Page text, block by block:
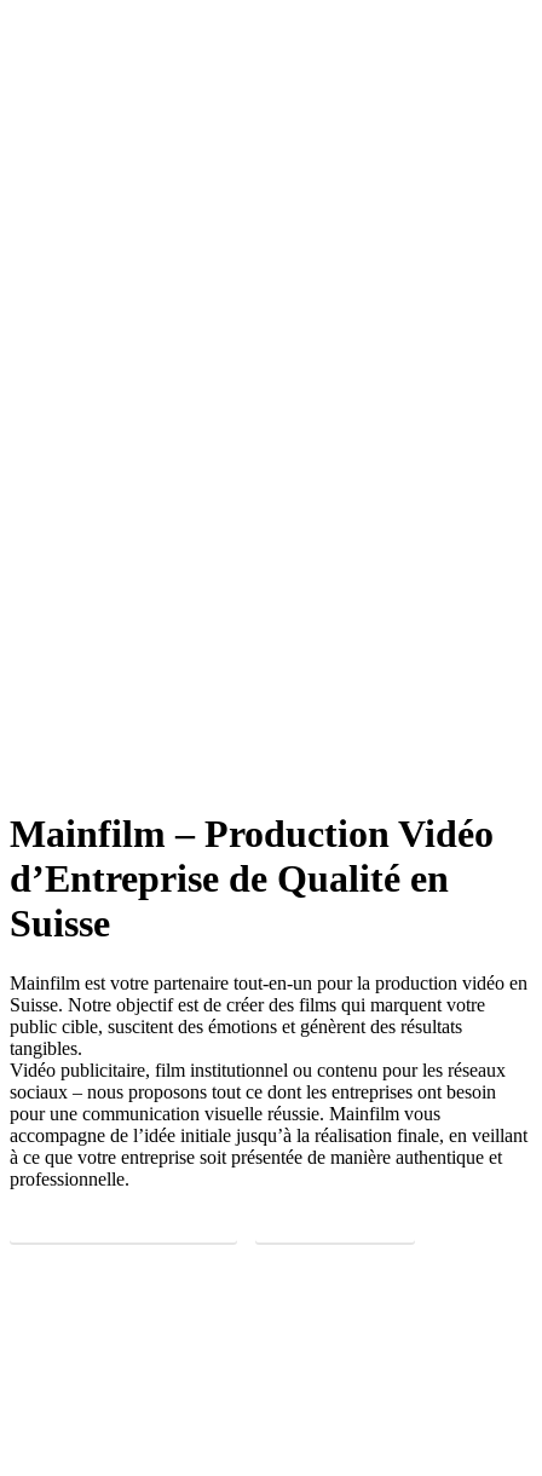
Mainfilm – Production Vidéo
d’Entreprise de Qualité en
Suisse
Mainfilm est votre partenaire tout-en-un pour la production vidéo en
Suisse. Notre objectif est de créer des films qui marquent votre
public cible, suscitent des émotions et génèrent des résultats
tangibles.
Vidéo publicitaire, film institutionnel ou contenu pour les réseaux
sociaux – nous proposons tout ce dont les entreprises ont besoin
pour une communication visuelle réussie. Mainfilm vous
accompagne de l’idée initiale jusqu’à la réalisation finale, en veillant
à ce que votre entreprise soit présentée de manière authentique et
professionnelle.